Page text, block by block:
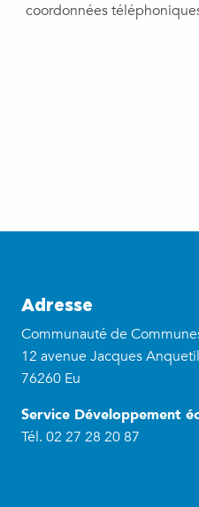
coordonnées
Adresse
Communauté de
12 avenue Jacques Anquetil
76260 Eu
Service Développement
Tél. 02 27 28 20 87